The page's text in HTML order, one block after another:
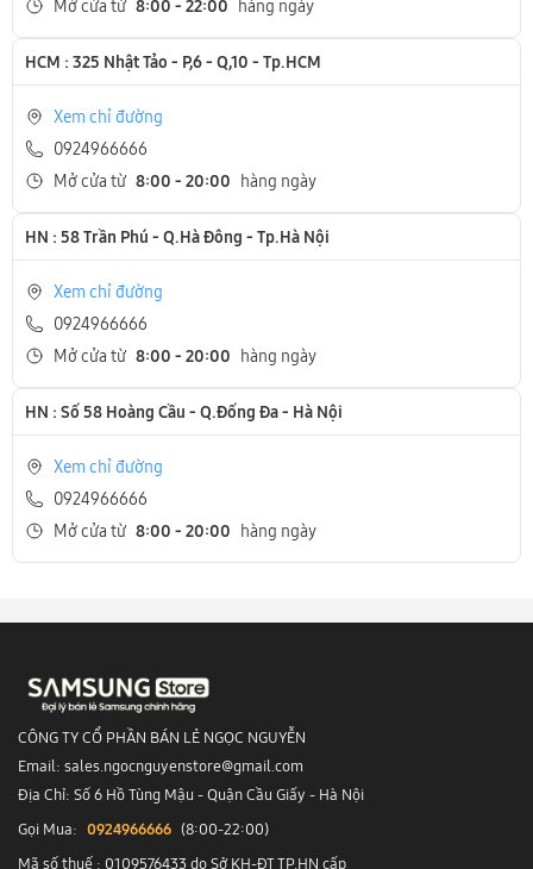
Mở cửa từ 8:00 - 22:00 hàng ngày
HCM : 325 Nhật Tảo - P,6 - Q,10 - Tp.HCM
Xem chỉ đường
0924966666
Mở cửa từ 8:00 - 20:00 hàng ngày
HN : 58 Trần Phú - Q.Hà Đông - Tp.Hà Nội
Xem chỉ đường
0924966666
Mở cửa từ 8:00 - 20:00 hàng ngày
HN : Số 58 Hoàng Cầu - Q.Đống Đa - Hà Nội
Xem chỉ đường
0924966666
Mở cửa từ 8:00 - 20:00 hàng ngày
CÔNG TY CỔ PHẦN BÁN LẺ NGỌC NGUYỄN
Email: sales.ngocnguyenstore@gmail.com
Địa Chỉ: Số 6 Hồ Tùng Mậu - Quận Cầu Giấy - Hà Nội
Gọi Mua: 0924966666 (8:00-22:00)
Mã số thuế : 0109576433 do Sở KH-ĐT TP.HN cấp